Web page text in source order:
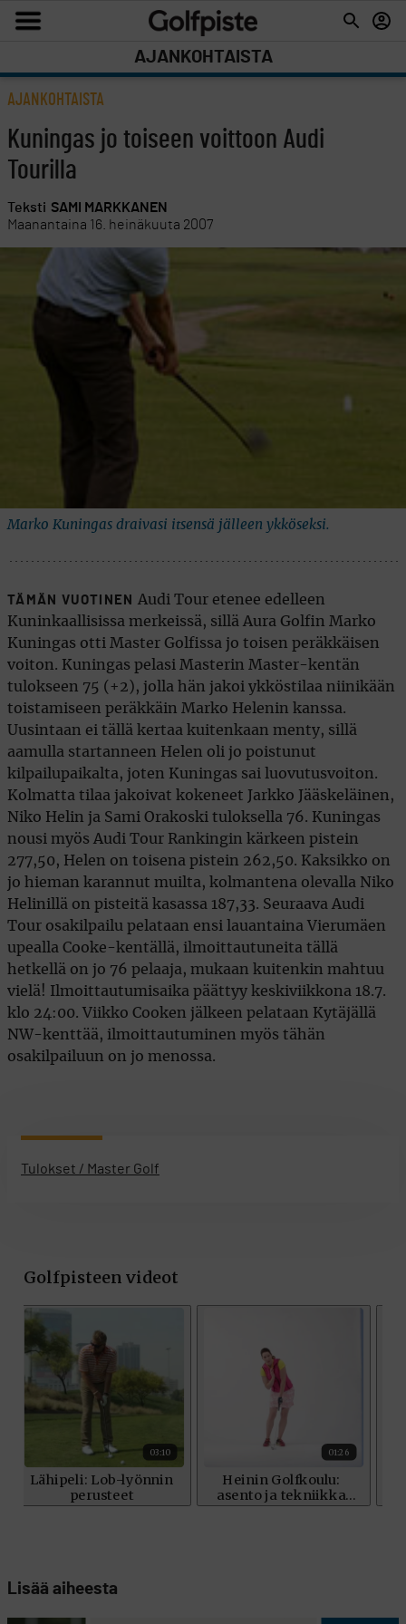
AJANKOHTAISTA
AJANKOHTAISTA
Kuningas jo toiseen voittoon Audi
Tourilla
Teksti SAMI MARKKANEN
Maanantaina 16. heinäkuuta 2007
Marko Kuningas draivasi itsensä jälleen ykköseksi.
TÄMÄN VUOTINEN
Audi Tour etenee edelleen
Kuninkaallisissa merkeissä, sillä Aura Golfin Marko
Kuningas otti Master Golfissa jo toisen peräkkäisen
voiton. Kuningas pelasi Masterin Master-kentän
tulokseen 75 (+2), jolla hän jakoi ykköstilaa niinikään
toistamiseen peräkkäin Marko Helenin kanssa.
Uusintaan ei tällä kertaa kuitenkaan menty, sillä
aamulla startanneen Helen oli jo poistunut
kilpailupaikalta, joten Kuningas sai luovutusvoiton.
Kolmatta tilaa jakoivat kokeneet Jarkko Jääskeläinen,
Niko Helin ja Sami Orakoski tuloksella 76. Kuningas
nousi myös Audi Tour Rankingin kärkeen pistein
277,50, Helen on toisena pistein 262,50. Kaksikko on
jo hieman karannut muilta, kolmantena olevalla Niko
Helinillä on pisteitä kasassa 187,33. Seuraava Audi
Tour osakilpailu pelataan ensi lauantaina Vierumäen
upealla Cooke-kentällä, ilmoittautuneita tällä
hetkellä on jo 76 pelaaja, mukaan kuitenkin mahtuu
vielä! Ilmoittautumisaika päättyy keskiviikkona 18.7.
klo 24:00. Viikko Cooken jälkeen pelataan Kytäjällä
NW-kenttää, ilmoittautuminen myös tähän
osakilpailuun on jo menossa.
Tulokset / Master Golf
Lisää aiheesta